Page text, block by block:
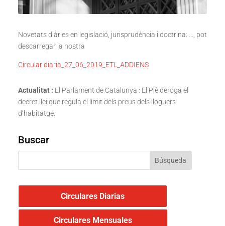
Novetats diàries en legislació, jurisprudència i doctrina: …, pot
descarregar la nostra
Circular diaria_27_06_2019_ETL_ADDIENS
Actualitat : El Parlament de Catalunya : El Plè deroga el
decret llei que regula el límit dels preus dels lloguers
d’habitatge.
Buscar
Circulares Diarias
Circulares Mensuales